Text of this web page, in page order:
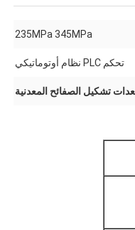
235MPa 345MPa
تحكم PLC نظام أوتوماتيكي
تشكيل الصفائح المعدنية